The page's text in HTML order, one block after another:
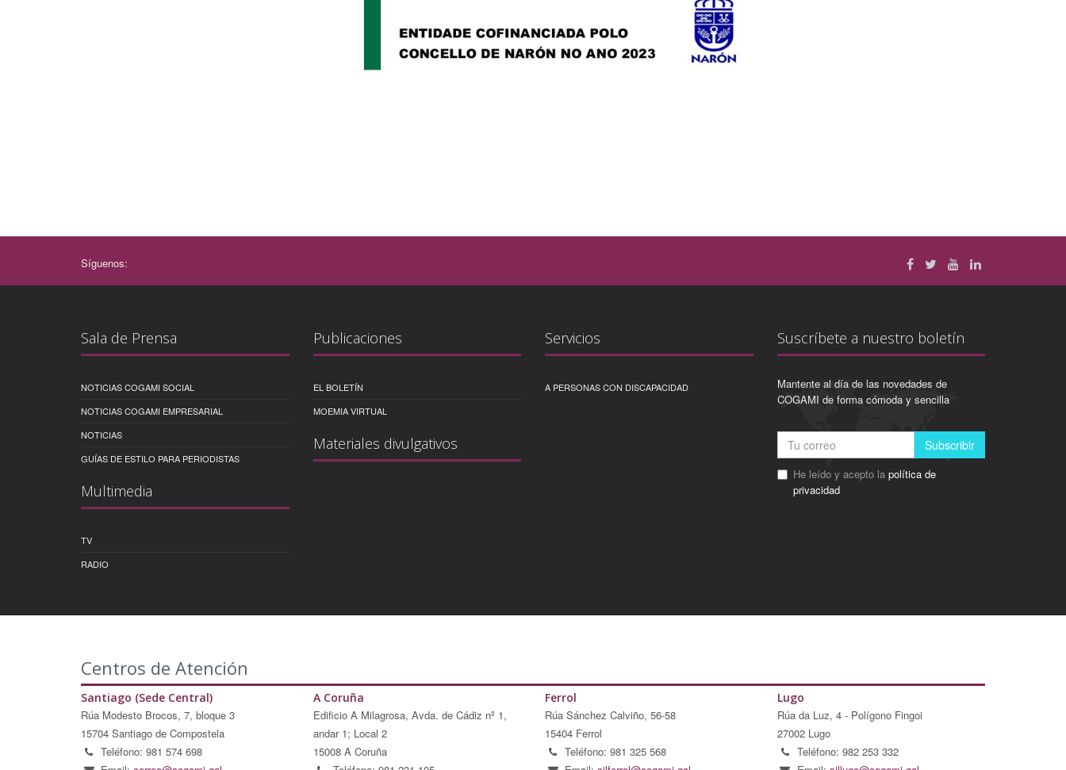
Síguenos:
Sala de Prensa
NOTICIAS COGAMI SOCIAL
NOTICIAS COGAMI EMPRESARIAL
NOTICIAS
GUÍAS DE ESTILO PARA PERIODISTAS
Multimedia
TV
RADIO
Publicaciones
EL BOLETÍN
MOEMIA VIRTUAL
Materiales divulgativos
Servicios
A PERSONAS CON DISCAPACIDAD
Suscríbete a nuestro boletín
Mantente al día de las novedades de
COGAMI de forma cómoda y sencilla
Subscribir
He leído y acepto la política de
privacidad
Centros de Atención
Santiago (Sede Central)
Rúa Modesto Brocos, 7, bloque 3
15704 Santiago de Compostela
Teléfono: 981 574 698
A Coruña
Edificio A Milagrosa, Avda. de Cádiz nº 1,
andar 1; Local 2
15008 A Coruña
Ferrol
Rúa Sánchez Calviño, 56-58
15404 Ferrol
Teléfono: 981 325 568
Lugo
Rúa da Luz, 4 - Polígono Fingoi
27002 Lugo
Teléfono: 982 253 332